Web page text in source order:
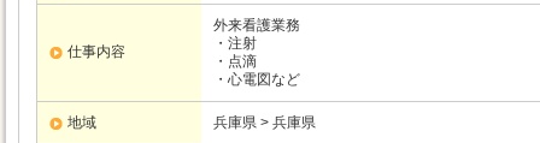
仕事内容
外来看護業務
・注射
・点滴
・心電図など
地域 兵庫県 > 兵庫県